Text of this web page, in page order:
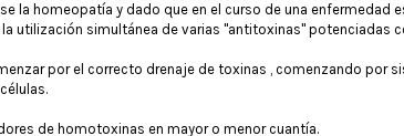
la homeopatía y dado que en el curso de una enfermedad
utilización simultánea de varias "antitoxinas" potenciadas
por el correcto drenaje de toxinas , comenzando por
de homotoxinas en mayor o menor cuantía.